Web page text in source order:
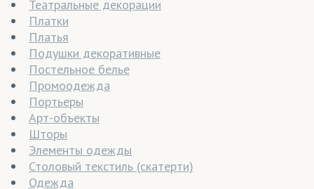
Театральные декорации
Платки
Платья
Подушки декоративные
Постельное белье
Промоодежда
Портьеры
Арт-объекты
Шторы
Элементы одежды
Столовый текстиль (скатерти)
Одежда